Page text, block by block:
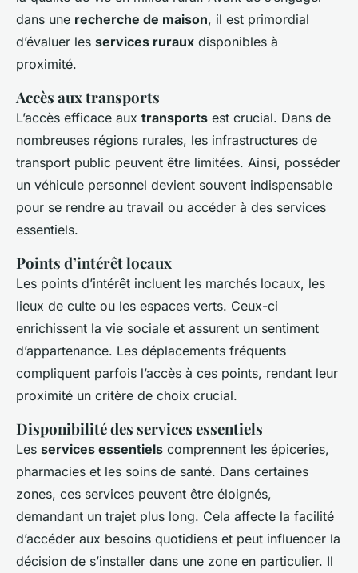
dans une recherche de maison, il est primordial
d’évaluer les services ruraux disponibles à
proximité.
Accès aux transports
L’accès efficace aux transports est crucial. Dans de
nombreuses régions rurales, les infrastructures de
transport public peuvent être limitées. Ainsi, posséder
un véhicule personnel devient souvent indispensable
pour se rendre au travail ou accéder à des services
essentiels.
Points d’intérêt locaux
Les points d’intérêt incluent les marchés locaux, les
lieux de culte ou les espaces verts. Ceux-ci
enrichissent la vie sociale et assurent un sentiment
d’appartenance. Les déplacements fréquents
compliquent parfois l’accès à ces points, rendant leur
proximité un critère de choix crucial.
Disponibilité des services essentiels
Les services essentiels comprennent les épiceries,
pharmacies et les soins de santé. Dans certaines
zones, ces services peuvent être éloignés,
demandant un trajet plus long. Cela affecte la facilité
d’accéder aux besoins quotidiens et peut influencer la
décision de s’installer dans une zone en particulier. Il